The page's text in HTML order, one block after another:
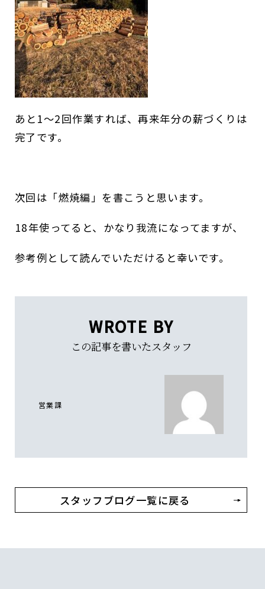
あと1～2回作業すれば、再来年分の薪づくりは
完了です。
次回は「燃焼編」を書こうと思います。
18年使ってると、かなり我流になってますが、
参考例として読んでいただけると幸いです。
WROTE BY
この記事を書いたスタッフ
営業課
スタッフブログ一覧に戻る